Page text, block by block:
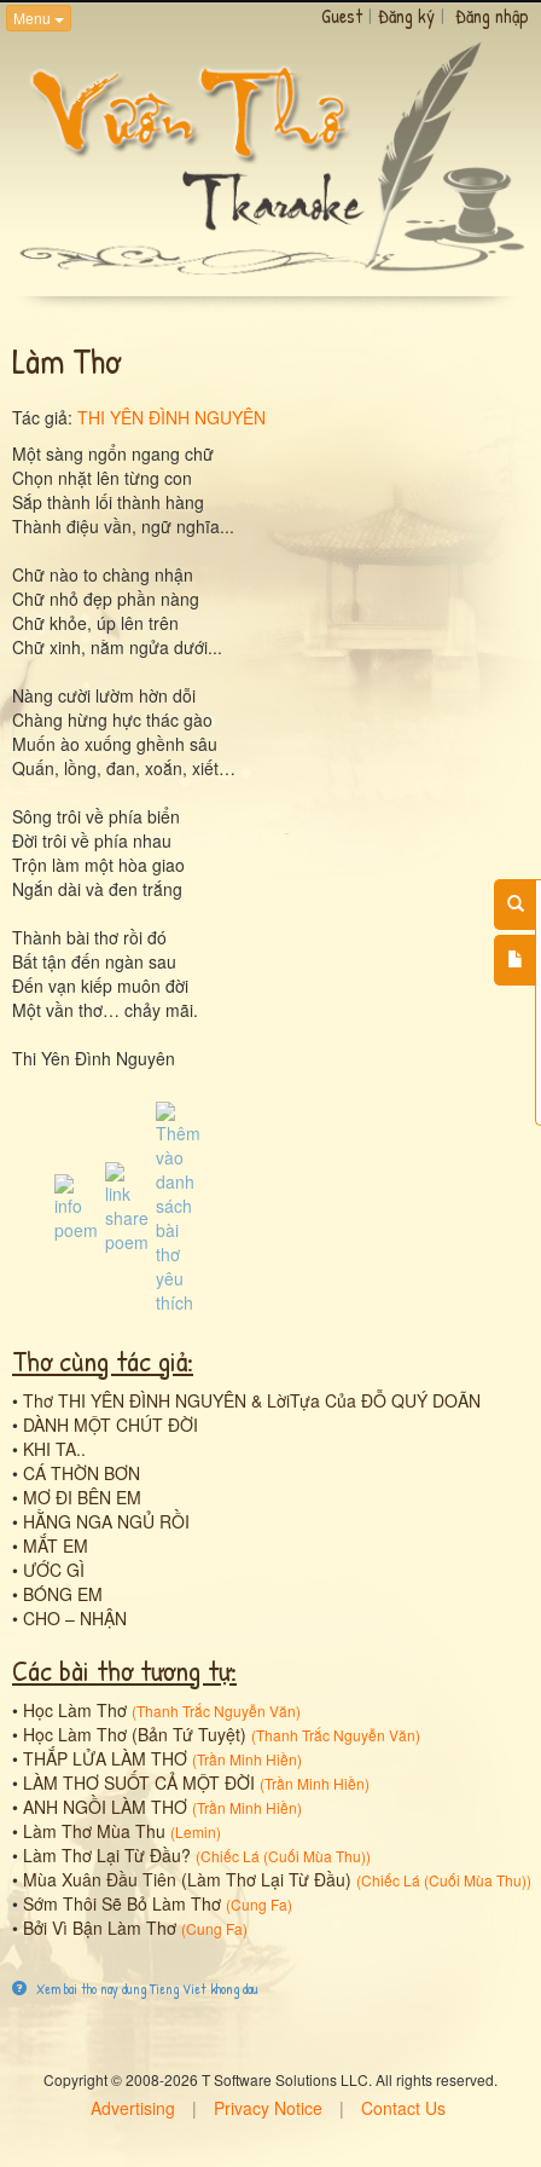
Menu Guest | Đăng ký | Đăng nhập
Làm Thơ
Tác giả: THI YÊN ĐÌNH NGUYÊN
Một sàng ngổn ngang chữ
Chọn nhặt lên từng con
Sắp thành lối thành hàng
Thành điệu vần, ngữ nghĩa...
Chữ nào to chàng nhận
Chữ nhỏ đẹp phần nàng
Chữ khỏe, úp lên trên
Chữ xinh, nằm ngửa dưới...
Nàng cười lườm hờn dỗi
Chàng hừng hực thác gào
Muốn ào xuống ghềnh sâu
Quấn, lồng, đan, xoắn, xiết…
Sông trôi về phía biển
Đời trôi về phía nhau
Trộn làm một hòa giao
Ngắn dài và đen trắng
Thành bài thơ rồi đó
Bất tận đến ngàn sau
Đến vạn kiếp muôn đời
Một vần thơ… chảy mãi.
Thi Yên Đình Nguyên
Thơ cùng tác giả:
• Thơ THI YÊN ĐÌNH NGUYÊN & LờiTựa Của ĐỖ QUÝ DOÃN
• DÀNH MỘT CHÚT ĐỜI
• KHI TA..
• CÁ THỜN BƠN
• MƠ ĐI BÊN EM
• HẰNG NGA NGỦ RỒI
• MẮT EM
• ƯỚC GÌ
• BÓNG EM
• CHO – NHẬN
Các bài thơ tương tự:
• Học Làm Thơ (Thanh Trắc Nguyễn Văn)
• Học Làm Thơ (Bản Tứ Tuyệt) (Thanh Trắc Nguyễn Văn)
• THẮP LỬA LÀM THƠ (Trần Minh Hiền)
• LÀM THƠ SUỐT CẢ MỘT ĐỜI (Trần Minh Hiền)
• ANH NGỒI LÀM THƠ (Trần Minh Hiền)
• Làm Thơ Mùa Thu (Lemin)
• Làm Thơ Lại Từ Đầu? (Chiếc Lá (Cuối Mùa Thu))
•Mùa Xuân Đầu Tiên (Làm Thơ Lại Từ Đầu) (Chiếc Lá (Cuối Mùa Thu))
• Sớm Thôi Sẽ Bỏ Làm Thơ (Cung Fa)
•Bởi Vì Bận Làm Thơ (Cung Fa)
Xem bai tho nay dung Tieng Viet khong dau
Copyright © 2008-2026 T Software Solutions LLC. All rights reserved.
Advertising | Privacy Notice | Contact Us